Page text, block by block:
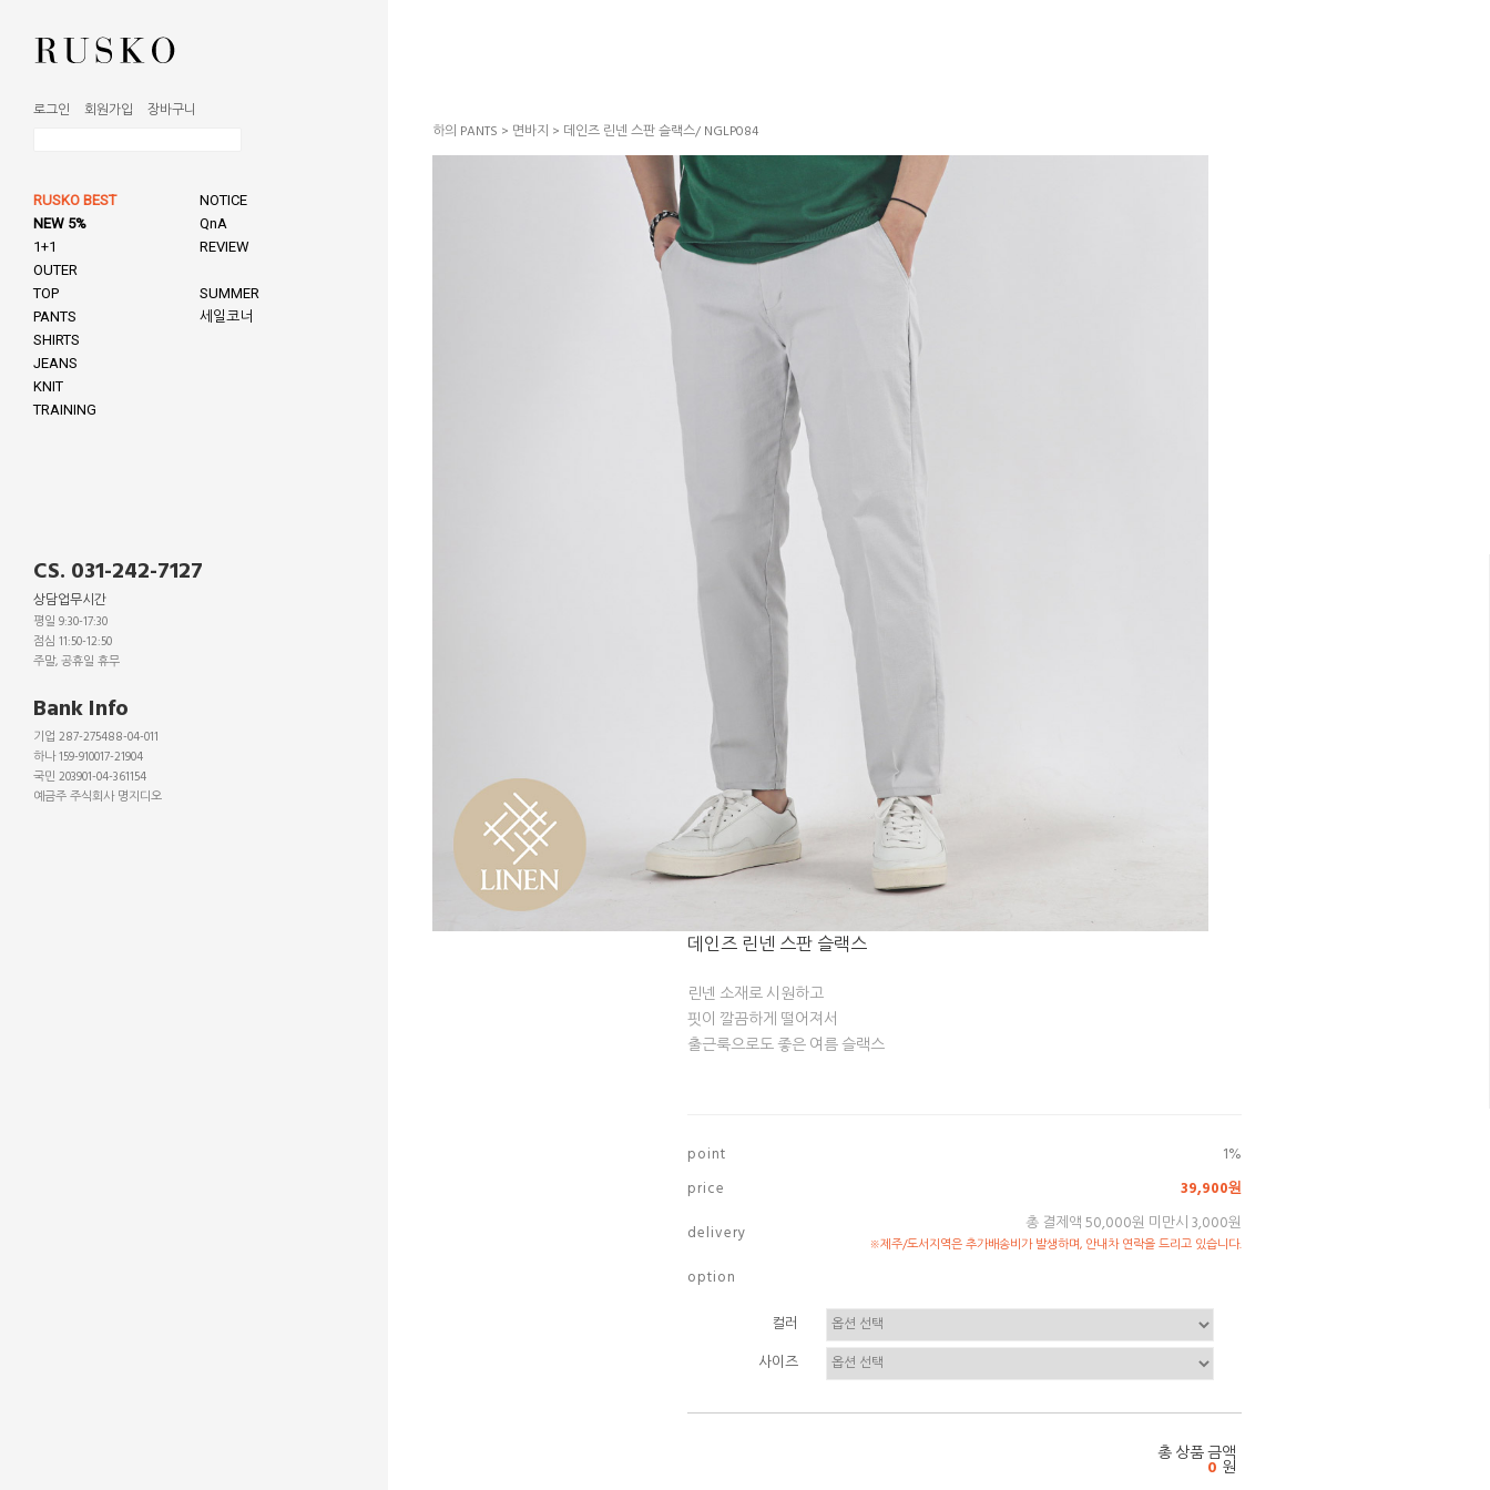
로그인 회원가입 장바구니
RUSKO BEST
NEW 5%
1+1
OUTER
TOP
PANTS
SHIRTS
JEANS
KNIT
TRAINING
NOTICE
QnA
REVIEW
SUMMER
세일코너
CS. 031-242-7127
상담업무시간
평일 9:30-17:30
점심 11:50-12:50
주말, 공휴일 휴무
Bank Info
기업 287-275488-04-011
하나 159-910017-21904
국민 203901-04-361154
예금주 주식회사 명지디오
하의 PANTS > 면바지 > 데인즈 린넨 스판 슬랙스/ NGLP084
데인즈 린넨 스판 슬랙스
린넨 소재로 시원하고
핏이 깔끔하게 떨어져서
출근룩으로도 좋은 여름 슬랙스
p o i n t
1%
p r i c e
39,900원
d e l i v e r y
총 결제액 50,000원 미만시 3,000원
※제주/도서지역은 추가배송비가 발생하며, 안내차 연락을 드리고 있습니다.
o p t i o n
컬러
사이즈
총 상품 금액
0 원